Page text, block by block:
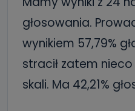
głosowania.
wynikiem 57,79%
stracił zatem
skali. Ma 42,21%